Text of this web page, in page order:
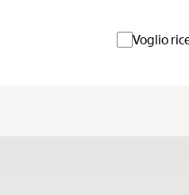
Voglio